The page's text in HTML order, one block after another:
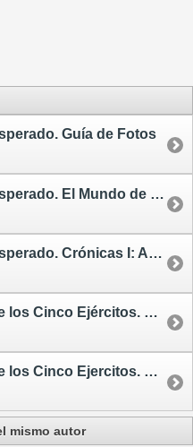
Guía de Fotos
El Hobbit: Un Viaje Inesperado. El Mundo de los Hobbits
El Hobbit: Un Viaje Inesperado. Crónicas I: Arte y Diseño
El Hobbit: La Batalla de los Cinco Ejércitos. Crónicas V: Arte y Diseño
El Hobbit: La Batalla de los Cinco Ejercitos. Crónicas VI: El Arte de la Guerra
mismo autor